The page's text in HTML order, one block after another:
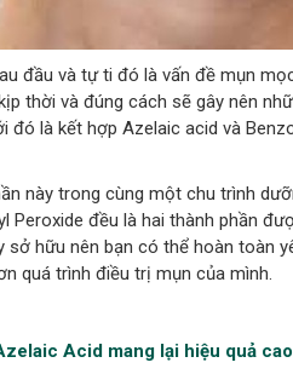
đầu và tự ti đó là vấn đề mụn
thời và đúng cách sẽ gây nên
là kết hợp Azelaic acid và
này trong cùng một chu trình
Peroxide đều là hai thành phần
hữu nên bạn có thể hoàn toàn
quá trình điều trị mụn của mình.
Acid mang lại hiệu quả cao